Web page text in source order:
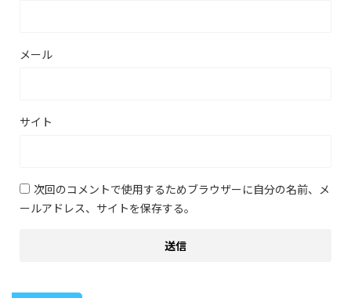
メール
サイト
次回のコメントで使用するためブラウザーに自分の名前、メ
ールアドレス、サイトを保存する。